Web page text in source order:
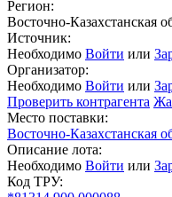
Регион:
Восточно-Казахстанская
Источник:
Необходимо Войти или
Организатор:
Необходимо Войти или
Проверить контрагента
Место поставки:
Восточно-Казахстанская
Описание лота:
Необходимо Войти или
Код ТРУ: